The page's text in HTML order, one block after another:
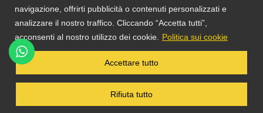
navigazione, offrirti pubblicità o contenuti personalizzati e
analizzare il nostro traffico. Cliccando “Accetta tutti”,
acconsenti al nostro utilizzo dei cookie.
Politica sui cookie
Rifiuta tutto
Accettare tutto
TS DACOM
S.R.L. UNIPERSONALE P. IVA
03055900231 © COPYRIGHT 2025 TUTTI I